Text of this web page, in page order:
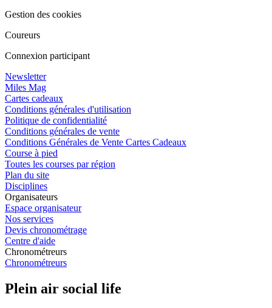
Gestion des cookies
Coureurs
Connexion participant
Newsletter
Miles Mag
Cartes cadeaux
Conditions générales d'utilisation
Politique de confidentialité
Conditions générales de vente
Conditions Générales de Vente Cartes Cadeaux
Course à pied
Toutes les courses par région
Plan du site
Disciplines
Organisateurs
Espace organisateur
Nos services
Devis chronométrage
Centre d'aide
Chronométreurs
Chronométreurs
Plein air social life